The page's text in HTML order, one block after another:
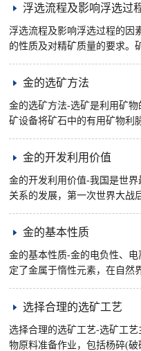
浮选流程及影响浮选过
浮选流程及影响浮选过程的因
的性质及对精矿质量的要求。
成；矿石中有用矿物的嵌布特
化情况 ......
金的选矿方法
金的选矿方法-选矿是利用矿
矿设备将矿石中的有用矿物利
程。
金的开发利用价值
金的开发利用价值-我国是世
关系的发展，第一次世界大战
减。目前，黄金仍然是国家资
业上 ......
金的基本性质
金的基本性质-金的电负性、
定了金属于惰性元素，在自然
选择合理的选矿工艺
选择合理的选矿工艺-选矿工
物原料准备作业，包括杨碎(